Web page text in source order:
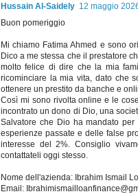
Hussain Al-Saidely 12 maggio
Buon pomeriggio
Mi chiamo Fatima Ahmed e sono
Dico a me stessa che il prestatore
molto felice di dire che la mia
ricominciare la mia vita, dato che
ottenere un prestito da banche e
Così mi sono rivolta online e le
incontrato un dono di Dio, una
Salvatore che Dio ha mandato
esperienze passate e delle false
interesse del 2%. Consiglio
contattateli oggi stesso.
Nome dell'azienda: Ibrahim Ismail
Email: